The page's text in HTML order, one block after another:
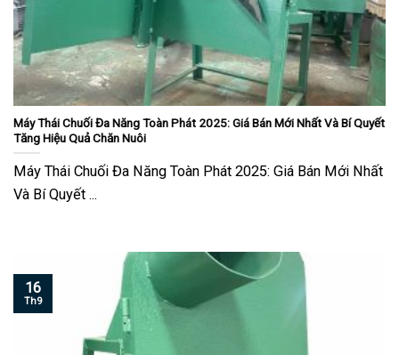
Máy Thái Chuối Đa Năng Toàn Phát 2025: Giá Bán Mới Nhất Và Bí Quyết
Tăng Hiệu Quả Chăn Nuôi
Máy Thái Chuối Đa Năng Toàn Phát 2025: Giá Bán Mới Nhất
Và Bí Quyết ...
16
Th9